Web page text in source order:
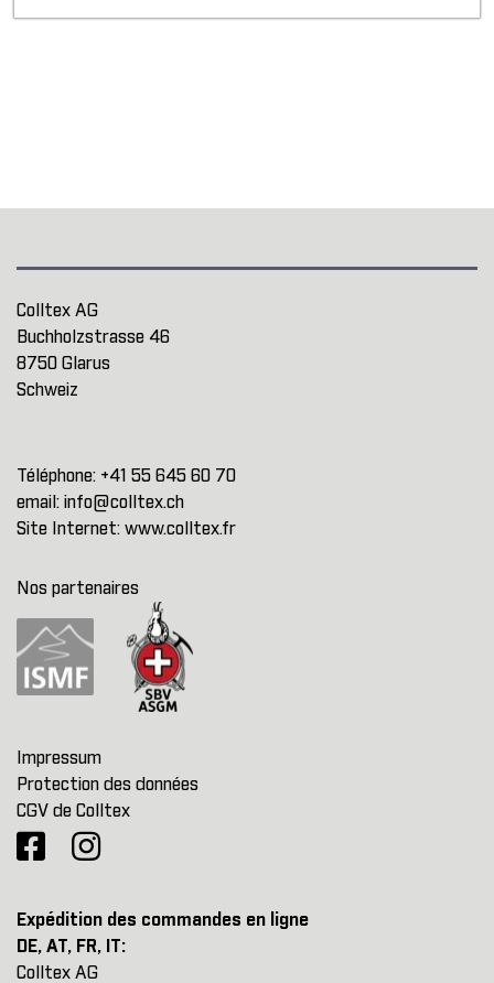
Colltex AG
Buchholzstrasse 46
8750 Glarus
Schweiz
Téléphone: +41 55 645 60 70
email: info@colltex.ch
Site Internet: www.colltex.fr
Nos partenaires
Impressum
Protection des données
CGV de Colltex
Expédition des commandes en ligne
DE, AT, FR, IT:
Colltex AG